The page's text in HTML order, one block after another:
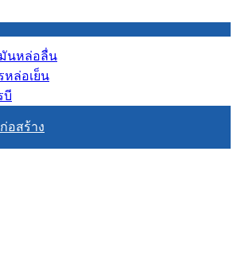
นหล่อลื่น
หล่อเย็น
บี
อสร้าง